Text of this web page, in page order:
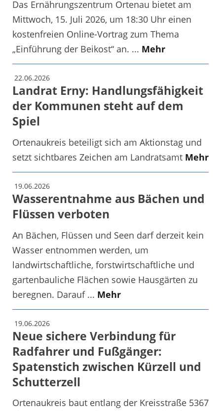
Das Ernährungszentrum Ortenau bietet am
Mittwoch, 15. Juli 2026, um 18:30 Uhr einen
kostenfreien Online-Vortrag zum Thema
„Einführung der Beikost“ an. ... Mehr
22.06.2026
Landrat Erny: Handlungsfähigkeit
der Kommunen steht auf dem
Spiel
Ortenaukreis beteiligt sich am Aktionstag und
setzt sichtbares Zeichen am Landratsamt Mehr
19.06.2026
Wasserentnahme aus Bächen und
Flüssen verboten
An Bächen, Flüssen und Seen darf derzeit kein
Wasser entnommen werden, um
landwirtschaftliche, forstwirtschaftliche und
gartenbauliche Flächen sowie Hausgärten zu
beregnen. Darauf ... Mehr
19.06.2026
Neue sichere Verbindung für
Radfahrer und Fußgänger:
Spatenstich zwischen Kürzell und
Schutterzell
Ortenaukreis baut entlang der Kreisstraße 5367